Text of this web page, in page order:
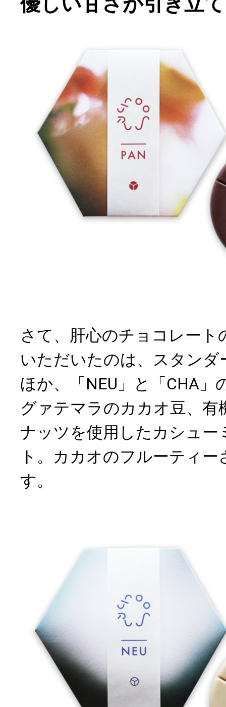
さて、肝心のチョコレート
いただいたのは、スタンダ
ほか、「NEU」と「CHA」
グァテマラのカカオ豆、有
ナッツを使用したカシュー
ト。カカオのフルーティ
す。